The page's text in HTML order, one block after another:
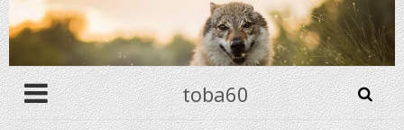
toba60